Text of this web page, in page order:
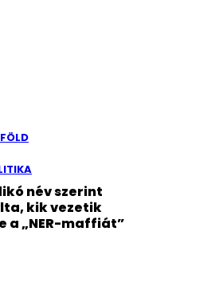
név szerint
kik vezetik
a „NER-maffiát”